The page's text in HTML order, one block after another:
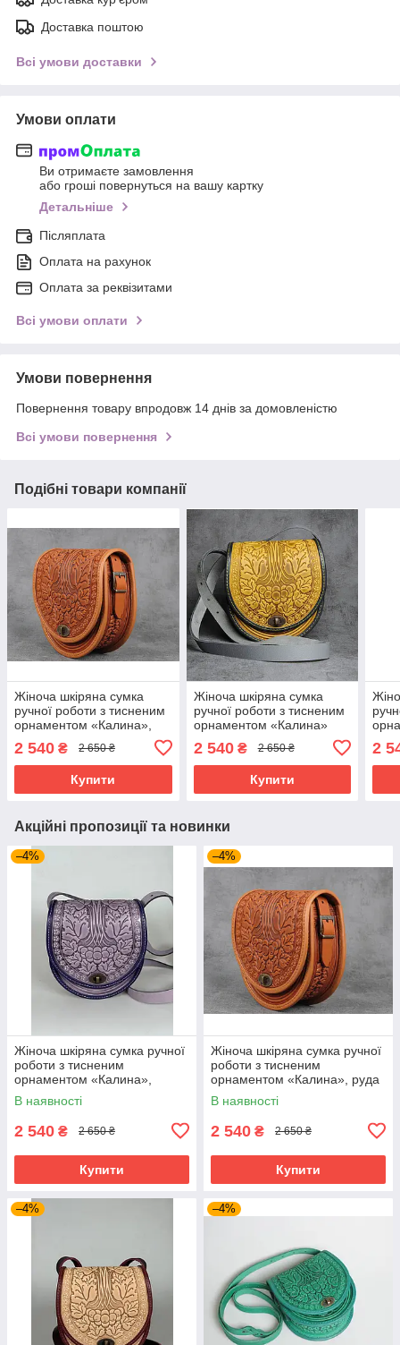
Доставка поштою
Всі умови доставки
Умови оплати
Ви отримаєте замовлення
або гроші повернуться на вашу картку
Детальніше
Післяплата
Оплата на рахунок
Оплата за реквізитами
Всі умови оплати
Умови повернення
Повернення товару впродовж 14 днів за домовленістю
Всі умови повернення
Подібні товари компанії
Жіноча шкіряна сумка
ручної роботи з тисненим
орнаментом «Калина»,
руда сумка з натуральної
шкіри, 20*21*8 см
2 540 ₴ 2 650 ₴
Купити
Жіноча шкіряна сумка
ручної роботи з тисненим
орнаментом «Калина»
натуральної шкіри,
20*21*8 см
2 540₴ 2 650 ₴
Купити
2
Акційні пропозиції та новинки
–4%
Жіноча шкіряна сумка ручної
роботи з тисненим
орнаментом «Калина»,
бузкова сумка з натуральної
шкіри, 20*21*8 см
В наявності
2 540 ₴ 2 650 ₴
Купити
–4%
Жіноча шкіряна сумка ручної
роботи з тисненим
орнаментом «Калина», руда
сумка з натуральної шкіри,
20*21*8 см
В наявності
2 540 ₴ 2 650 ₴
Купити
–4% –4%